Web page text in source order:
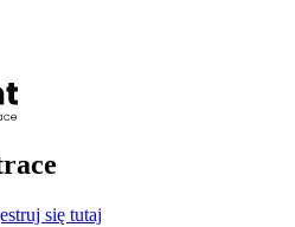
się tutaj